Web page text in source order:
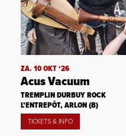
ZA. 10 OKT ‘26
Acus Vacuum
TREMPLIN DURBUY ROCK
L’ENTREPÔT, ARLON (B)
TICKETS & INFO